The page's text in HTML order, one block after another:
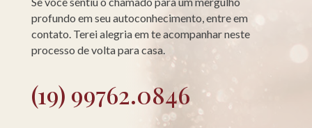
profundo em seu autoconhecimento, entre em
contato. Terei alegria em te acompanhar neste
processo de volta para casa.
(19) 99762.0846